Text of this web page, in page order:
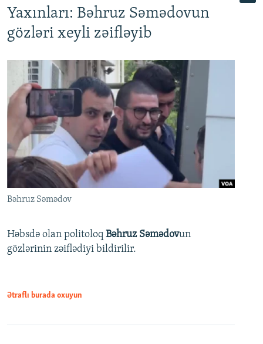
Yaxınları: Bəhruz Səmədovun
gözləri xeyli zəifləyib
Bəhruz Səmədov
Həbsdə olan politoloq Bəhruz Səmədovun
gözlərinin zəiflədiyi bildirilir.
Ətraflı burada oxuyun